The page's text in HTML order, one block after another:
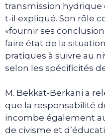
transmission hydrique
t-il expliqué. Son rôle
«fournir ses
faire état de la
pratiques à suivre au
selon les spécificités
M. Bekkat-Berkani a
que la responsabilité
incombe également
de civisme et